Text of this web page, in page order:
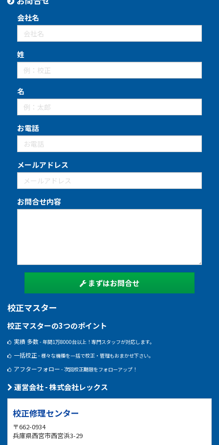
会社名
姓
名
お電話
メールアドレス
お問合せ内容
まずはお問合せ
校正マスター
校正マスターの3つのポイント
実績 多数- 年間1万8000台以上！専門スタッフが対応します。
一括校正- 様々な機種を一括で校正・管理もおまかせ下さい。
アフターフォロー - 次回校正期限をフォローアップ！
運営会社 - 株式会社レックス
校正修理センター
〒662-0934
兵庫県西宮市西宮浜3-29